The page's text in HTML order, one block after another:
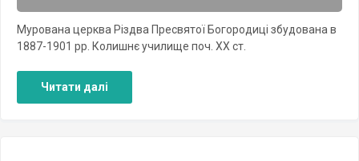
Мурована церква Різдва Пресвятої Богородиці збудована в
1887-1901 рр. Колишнє училище поч. XX ст.
Читати далі